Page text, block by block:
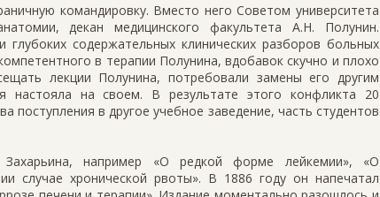
командировку. Вместо него Советом университета
декан медицинского факультета А.Н. Полунин.
глубоких содержательных клинических разборов больных
в терапии Полунина, вдобавок скучно и плохо
лекции Полунина, потребовали замены его другим
настояла на своем. В результате этого конфликта 20
в другое учебное заведение, часть студентов
например «О редкой форме лейкемии», «О
случае хронической рвоты». В 1886 году он напечатал